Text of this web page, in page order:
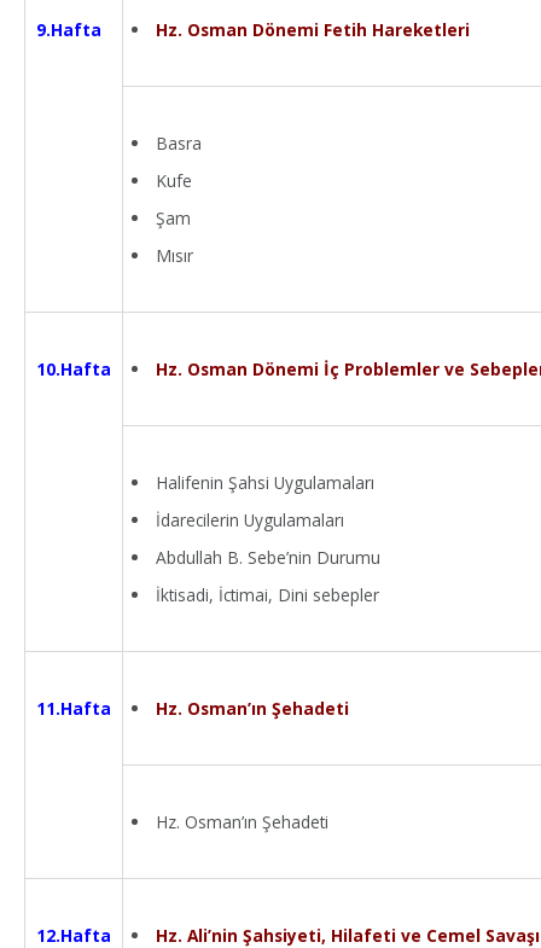
9.Hafta Hz. Osman Dönemi Fetih Hareketleri
Basra
Kufe
Şam
Mısır
10.Hafta Hz. Osman Dönemi İç Problemler ve
Halifenin Şahsi Uygulamaları
İdarecilerin Uygulamaları
Abdullah B. Sebe’nin Durumu
İktisadi, İctimai, Dini sebepler
11.Hafta Hz. Osman’ın Şehadeti
Hz. Osman’ın Şehadeti
12.Hafta Hz. Ali’nin Şahsiyeti, Hilafeti ve Cemel Savaşı